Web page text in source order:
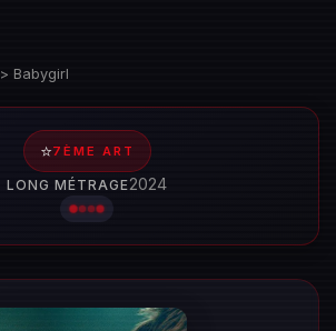
> Babygirl
⭐7ÈME ART
LONG MÉTRAGE2024